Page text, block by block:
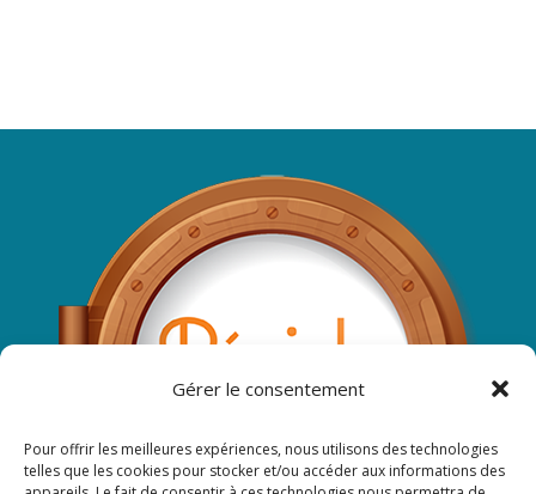
Gérer le consentement
Pour offrir les meilleures expériences, nous utilisons des technologies
telles que les cookies pour stocker et/ou accéder aux informations des